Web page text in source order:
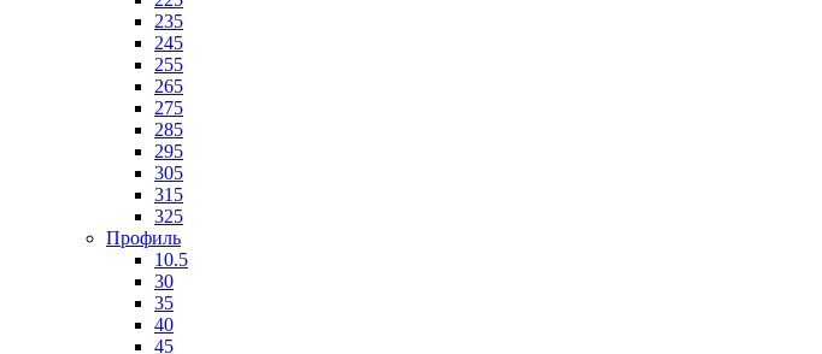
235
245
255
265
275
285
295
305
315
325
Профиль
10.5
30
35
40
45